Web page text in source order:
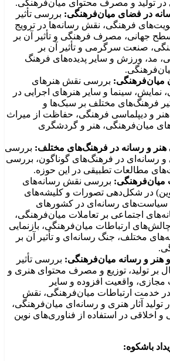
در تولید و مصرف محتوای میان‌فرهنگی.
در فضای میان‌فرهنگی: بررسی تأثیر
فرهنگی، نقش رسانه‌ها در ترویج
جهانی، مصرف فرهنگی و تأثیر آن بر
صنعت سرگرمی و تأثیر آن بر
مد، ورزش و سایر پدیده‌های فرهنگ
میان‌فرهنگی: بررسی نقش هنرهای
سینما و سایر هنرهای اجرایی در
فرهنگ‌های مختلف بر سبک‌ها و
و دیپلماسی فرهنگی، حفاظت از میراث
میان‌فرهنگی، هنر و گردشگری
هنر و رسانه در فرهنگ‌های مختلف: بررسی
و رسانه‌ای در فرهنگ‌های گوناگون، بررسی
مطالعات تطبیقی در این حوزه.
میان‌فرهنگی: بررسی نقش رسانه‌های
در شکل‌دهی تصورات و کلیشه‌های
سیاست‌های رسانه‌ای در کشورهای
اجتماعی بر تعاملات میان‌فرهنگی،
ارتباطات میان‌فرهنگی، بازنمایی
مختلف، جنگ رسانه‌ای و تأثیر آن بر
هنر و رسانه میان‌فرهنگی: بررسی تأثیر
بر تولید، توزیع و مصرف محتوای هنری و
مجازی، واقعیت افزوده و سایر
در خدمت ارتباطات میان‌فرهنگی، نقش
آثار هنری و رسانه‌ای میان‌فرهنگی،
اخلاقی در استفاده از فناوری‌های نوین
باشکوه: